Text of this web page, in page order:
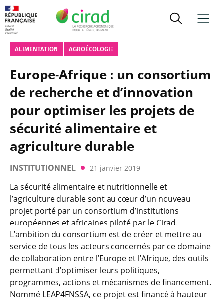
ALIMENTATION AGROÉCOLOGIE
Europe-Afrique : un consortium
de recherche et d’innovation
pour optimiser les projets de
sécurité alimentaire et
agriculture durable
INSTITUTIONNEL 21 janvier 2019
La sécurité alimentaire et nutritionnelle et
l’agriculture durable sont au cœur d’un nouveau
projet porté par un consortium d’institutions
européennes et africaines piloté par le Cirad.
L’ambition du consortium est de créer et mettre au
service de tous les acteurs concernés par ce domaine
de collaboration entre l’Europe et l’Afrique, des outils
permettant d’optimiser leurs politiques,
programmes, actions et mécanismes de financement.
Nommé LEAP4FNSSA, ce projet est financé à hauteur